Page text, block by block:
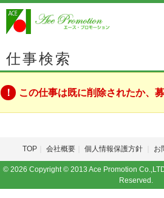
仕事検索
この仕事は既に削除されたか、
TOP 会社概要 個人情報保護方針 お
© 2026 Copyright © 2013 Ace Promotion
Reserved.